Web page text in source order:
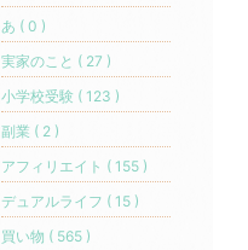
あ ( 0 )
実家のこと ( 27 )
小学校受験 ( 123 )
副業 ( 2 )
アフィリエイト ( 155 )
デュアルライフ ( 15 )
買い物 ( 565 )